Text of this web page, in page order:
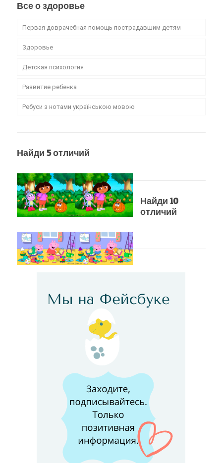
Все о здоровье
Первая доврачебная помощь пострадавшим детям
Здоровье
Детская психология
Развитие ребенка
Ребуси з нотами українською мовою
Найди 5 отличий
Найди 10
отличий